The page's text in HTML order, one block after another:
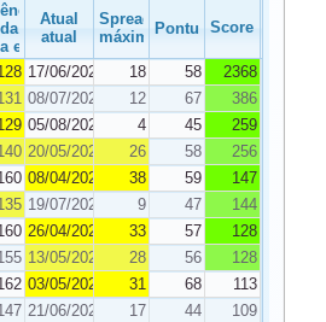
edição
Atual
atual
Spread
máximoPontuaçãoScore
17/06/2022 18 58
2368
08/07/2022 12 67
386
05/08/2022 4 45
259
20/05/2022 26 58
256
08/04/2022 38 59
147
19/07/2022 9 47
144
26/04/2022 33 57
128
13/05/2022 28 56
128
03/05/2022 31 68
113
21/06/2022 17 44
109